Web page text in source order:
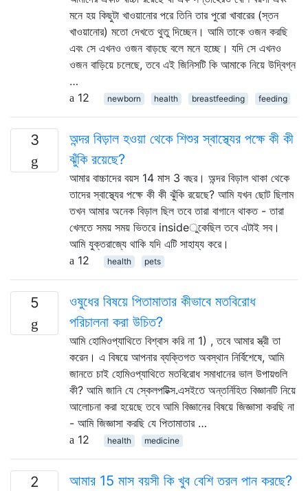
মনে হয় কিছুটা খাওয়ানোর পরে তিনি তার পুরো খাবারের (স্তন
খাওয়ানোর) মতো দেখতে থুতু দিচ্ছেন। আমি তাকে ওজন করছি
এবং সে এখনও ওজন বাড়ছে বলে মনে হচ্ছে। যদি সে এখনও
ওজন বাড়িয়ে চলেছে, তবে এই জিনিসটি কি আমাকে নিয়ে উদ্বিগ্ন
…
12
newborn health breastfeeding feeding
3
অন্দর বিড়াল হওয়া থেকে শিশুর স্বাস্থ্যের পক্ষে কী কী
ঝুঁকি রয়েছে?
আমার বাচ্চাদের বয়স 14 মাস 3 বছর। অন্দর বিড়াল থাকা থেকে
তাদের স্বাস্থ্যের পক্ষে কী কী ঝুঁকি রয়েছে? আমি যখন ছোট ছিলাম
তখন আমার অনেক বিড়াল ছিল তবে তারা বাগানে থাকত - তারা
খেলতে সময় সময় ভিতরে insideুকেছিল তবে এটাই সব।
আমি যুক্তরাজ্যে থাকি যদি এটি সাহায্য করে।
12
health pets
5
ওষুধের বিষয়ে পিতামাতার কীভাবে মতবিরোধ
পরিচালনা করা উচিত?
আমি হোমিওপ্যাথিতে বিশ্বাস করি না 1) , তবে আমার স্ত্রী তা
করেন। এ বিষয়ে আপনার ব্যক্তিগত অবস্থান নির্বিশেষে, আমি
জানতে চাই হোমিওপ্যাথিতে মতবিরোধ সমাধানের ভাল উপায়গুলি
কী? আমি জানি যে স্কেলপটিক্স.এসইতে অন্তর্নিহিত বিজ্ঞানটি নিয়ে
আলোচনা করা হয়েছে তবে আমি বিজ্ঞানের বিষয়ে জিজ্ঞাসা করছি না
- আমি জিজ্ঞাসা করছি যে পিতামাতার …
12
health medicine
2 আমার 15 মাস বয়সী কি খুব বেশি তরল পান করছে?